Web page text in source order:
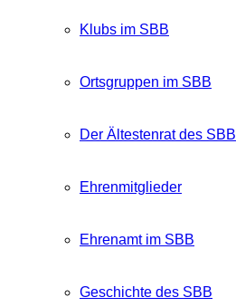
Klubs im SBB
Ortsgruppen im SBB
Der Ältestenrat des SBB
Ehrenmitglieder
Ehrenamt im SBB
Geschichte des SBB